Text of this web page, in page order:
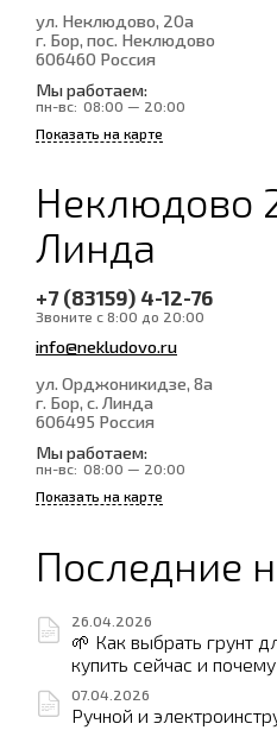
ул. Неклюдово, 20а
г. Бор, пос. Неклюдово
606460 Россия
Мы работаем:
пн-вс: 08:00 — 20:00
Показать на карте
Неклюдово
Линда
+7 (83159) 4-12-76
Звоните с 8:00 до 20:00
info@nekludovo.ru
ул. Орджоникидзе, 8а
г. Бор, с. Линда
606495 Россия
Мы работаем:
пн-вс: 08:00 — 20:00
Показать на карте
Последние
26.04.2026
🌱 Как выбрать грунт
купить сейчас и
07.04.2026
Ручной и